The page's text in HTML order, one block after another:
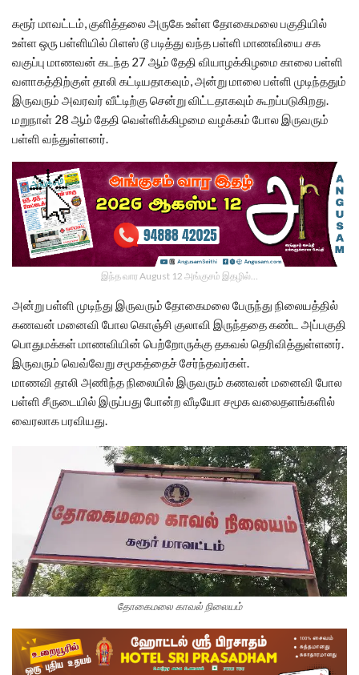
கரூர் மாவட்டம், குளித்தலை அருகே உள்ள தோகைமலை பகுதியில்
உள்ள ஒரு பள்ளியில் பிளஸ் டூ படித்து வந்த பள்ளி மாணவியை சக
வகுப்பு மாணவன் கடந்த 27 ஆம் தேதி வியாழக்கிழமை காலை பள்ளி
வளாகத்திற்குள் தாலி கட்டியதாகவும், அன்று மாலை பள்ளி முடிந்ததும்
இருவரும் அவரவர் வீட்டிற்கு சென்று விட்டதாகவும் கூறப்படுகிறது.
மறுநாள் 28 ஆம் தேதி வெள்ளிக்கிழமை வழக்கம் போல இருவரும்
பள்ளி வந்துள்ளனர்.
இந்த வார August 12 அங்குசம் இதழில்…
அன்று பள்ளி முடிந்து இருவரும் தோகைமலை பேருந்து நிலையத்தில்
கணவன் மனைவி போல கொஞ்சி குலாவி இருந்ததை கண்ட அப்பகுதி
பொதுமக்கள் மாணவியின் பெற்றோருக்கு தகவல் தெரிவித்துள்ளனர்.
இருவரும் வெவ்வேறு சமூகத்தைச் சேர்ந்தவர்கள்.
மாணவி தாலி அணிந்த நிலையில் இருவரும் கணவன் மனைவி போல
பள்ளி சீருடையில் இருப்பது போன்ற வீடியோ சமூக வலைதளங்களில்
வைரலாக பரவியது.
தோகைமலை காவல் நிலையம்